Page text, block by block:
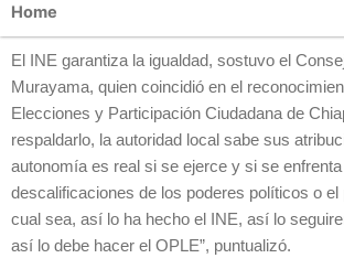
Home
El INE garantiza la igualdad, sostuvo el
Murayama, quien coincidió en el
Elecciones y Participación Ciudadana de
respaldarlo, la autoridad local sabe sus
autonomía es real si se ejerce y si se
descalificaciones de los poderes políticos o el
cual sea, así lo ha hecho el INE, así lo
así lo debe hacer el OPLE”, puntualizó.